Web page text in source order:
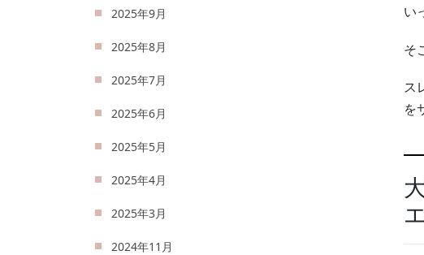
い
そ
ス
を
2025年9月
2025年8月
2025年7月
2025年6月
2025年5月
2025年4月
2025年3月
2024年11月